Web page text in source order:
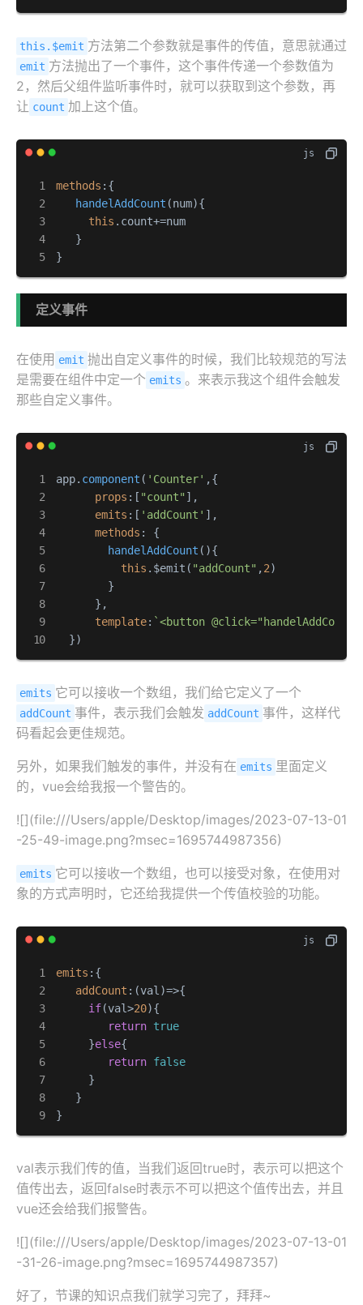
this.$emit 方法第二个参数就是事件的传值，意思就通过
emit 方法抛出了一个事件，这个事件传递一个参数值为
2，然后父组件监听事件时，就可以获取到这个参数，再
让 count 加上这个值。
methods :{
handelAddCount (num){
this . count+=num
   }
}
定义事件
在使用 emit 抛出自定义事件的时候，我们比较规范的写法
是需要在组件中定一个 emits 。来表示我这个组件会触发
那些自定义事件。
app. component ( 'Counter' ,{
props :[ "count" ],
emits :[ 'addCount' ],
methods : {
handelAddCount ( ){
this .$emit( "addCount" ,2)
        }
      },
template: `<button
  })
emits 它可以接收一个数组，我们给它定义了一个
addCount 事件，表示我们会触发 addCount 事件，这样代
码看起会更佳规范。
另外，如果我们触发的事件，并没有在 emits 里面定义
的，vue会给我报一个警告的。
![](file:///Users/apple/Desktop/images/2023-07-13-01
-25-49-image.png?msec=1695744987356)
emits 它可以接收一个数组，也可以接受对象，在使用对
象的方式声明时，它还给我提供一个传值校验的功能。
emits :{
addCount : (val )=>{
if(val>20){
return true
     }
else{
return false
     }
   }
}
val表示我们传的值，当我们返回true时，表示可以把这个
值传出去，返回false时表示不可以把这个值传出去，并且
vue还会给我们报警告。
![](file:///Users/apple/Desktop/images/2023-07-13-01
-31-26-image.png?msec=1695744987357)
好了，节课的知识点我们就学习完了，拜拜~